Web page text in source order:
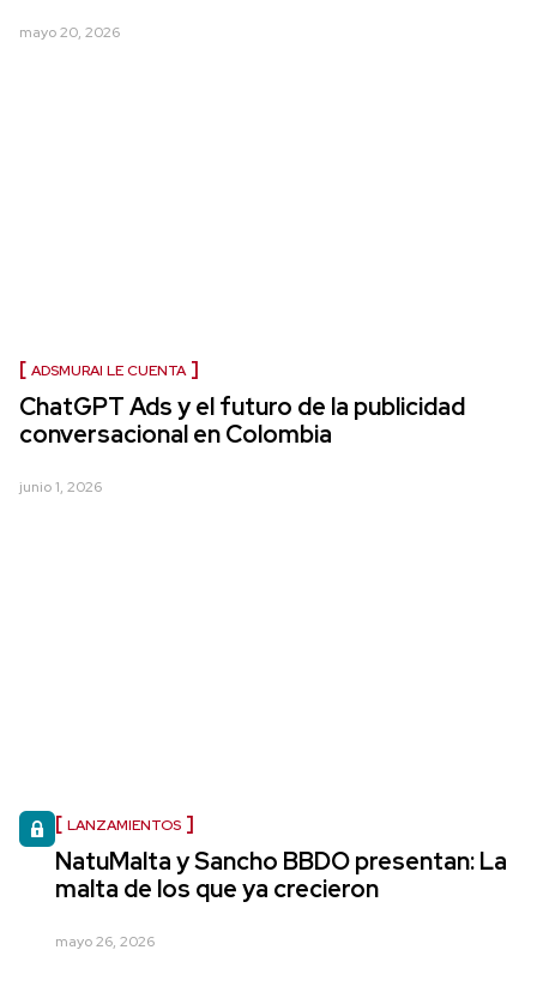
mayo 20, 2026
ADSMURAI LE CUENTA
ChatGPT Ads y el futuro de la publicidad
conversacional en Colombia
junio 1, 2026
LANZAMIENTOS
NatuMalta y Sancho BBDO presentan: La
malta de los que ya crecieron
mayo 26, 2026